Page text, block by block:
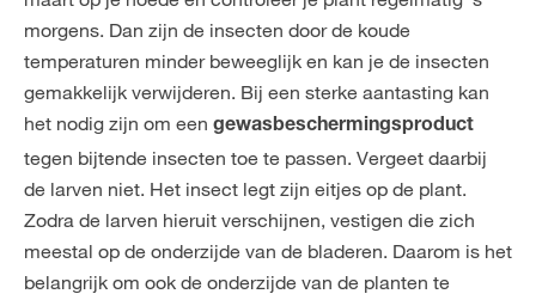
morgens. Dan zijn de insecten door de koude
temperaturen minder beweeglijk en kan je de insecten
gemakkelijk verwijderen. Bij een sterke aantasting kan
het nodig zijn om een gewasbeschermingsproduct
tegen bijtende insecten toe te passen. Vergeet daarbij
de larven niet. Het insect legt zijn eitjes op de plant.
Zodra de larven hieruit verschijnen, vestigen die zich
meestal op de onderzijde van de bladeren. Daarom is het
belangrijk om ook de onderzijde van de planten te